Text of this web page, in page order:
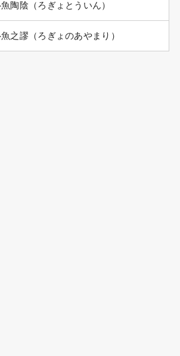
陶陰（ろぎょとういん）
之謬（ろぎょのあやまり）